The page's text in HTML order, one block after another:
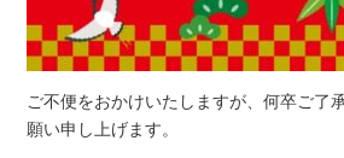
ご不便をおかけいたしますが、何卒ご了
願い申し上げます。